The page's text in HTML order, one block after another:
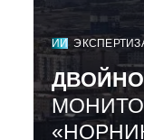
ИИ